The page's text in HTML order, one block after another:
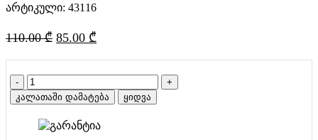
არტიკული: 43116
110.00₾ Original
was:
85.00 ₾Current
is:
რაოდენობა:
ჩასაჯდომი
კამერა
(43116)
BESWTAY
კალათაში დამატება ყიდვა